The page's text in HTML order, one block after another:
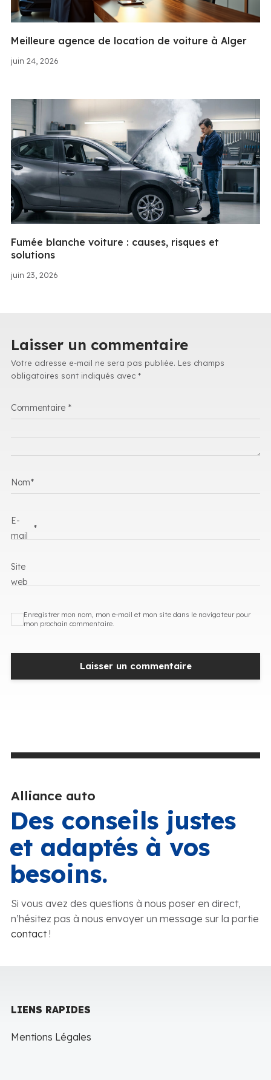
juin 24, 2026
Meilleure agence de location de voiture à Alger
juin 23, 2026
Fumée blanche voiture : causes, risques et
solutions
Laisser un commentaire
Votre adresse e-mail ne sera pas publiée. Les champs
obligatoires sont indiqués avec *
Commentaire *
Nom*
E-
mail
*
Site
web
Enregistrer mon nom, mon e-mail et mon site dans le navigateur pour
mon prochain commentaire.
Alliance auto
Des conseils justes
et adaptés à vos
besoins.
Si vous avez des questions à nous poser en direct,
n’hésitez pas à nous envoyer un message sur la partie
contact!
LIENS RAPIDES
Mentions Légales